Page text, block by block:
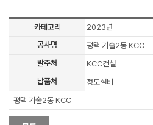
카테고리
2023년
공사명
평택 기술2동 KCC
발주처
KCC건설
납품처
정도설비
평택 기술2동 KCC